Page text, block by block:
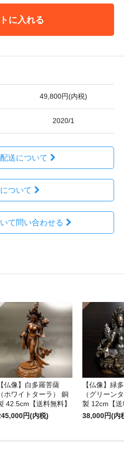
に入れる
49,800円(内税)
2020/1
送について
ついて
て問い合わせる
【仏像】白多羅菩薩
（ホワイトターラ） 銅
42.5cm【送料無料】
円(内税)
【仏像】緑
（グリーン
製 12cm【
38,000円(内